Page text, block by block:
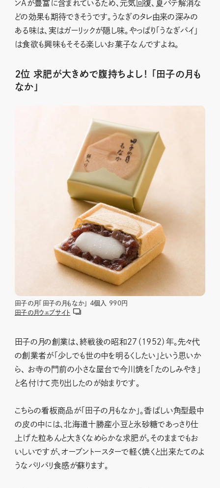
ンAが豊富に含まれているため、元気回復、夏バテ解消な
どの効果も期待できそうです。うなぎのタレ由来の深みの
ある味は、実はガーリックが隠し味。やっぱり「うなぎパイ」
は食欲も興味もそそる楽しいお菓子なんですよね。
２位 求肥が大きめで腹持ちよし！ 「田子の月も
なか」
田子の月「田子の月もなか」 ４個入 990円
田子の月ウェブサイト
田子の月の創業は、終戦後の昭和27（1952）年。先々代
の創業者が「少しでも世の中を明るくしたい」という思いか
ら、 お寺の門前の小さな屋台で今川焼を「たのしみやき」
と名付けて売り出したのが始まりです。
こちらの看板商品が「田子の月もなか」。香ばしい角型最中
の皮の中には、北海道十勝産小豆と氷砂糖であっさり仕
上げた粒あんと大きくなめらかな求肥が。そのままでもお
いしいですが、オーブントースターで軽く焼くと出来たてのよ
うなパリパリ食感が蘇ります。